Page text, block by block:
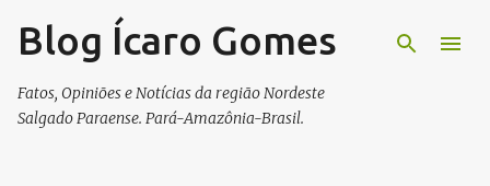
Pular para o conteúdo principal
Blog Ícaro Gomes
Fatos, Opiniões e Notícias da região Nordeste
Salgado Paraense. Pará-Amazônia-Brasil.